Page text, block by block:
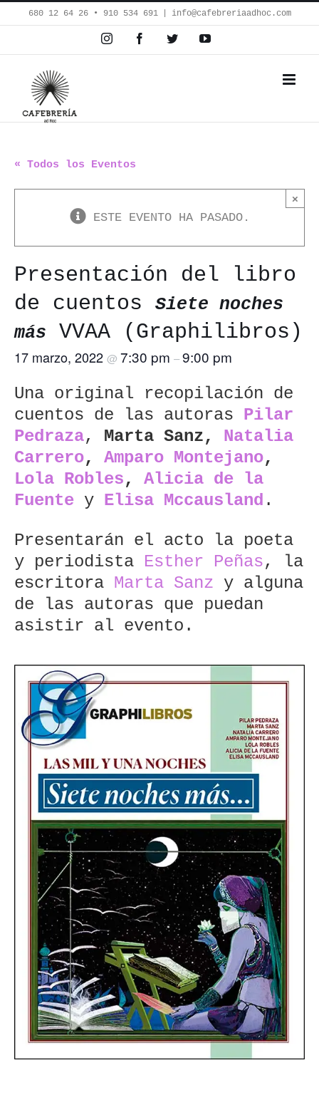
Saltar
al
contenido
680 12 64 26‬ • 910 534 691 info@cafebreriaadhoc.com
InstagramFacebookTwitterYouTube
« Todos los Eventos
×
ESTE EVENTO HA PASADO.
Presentación del libro
de cuentos Siete noches
más
VVAA (Graphilibros)
17 marzo, 2022 @ 7:30 pm –9:00 pm
Una original recopilación de
cuentos de las autoras Pilar
Pedraza, Marta Sanz, Natalia
Carrero, Amparo Montejano,
Lola Robles, Alicia de la
Fuente y Elisa Mccausland .
Presentarán el acto la poeta
y periodista Esther Peñas, la
escritora Marta Sanz y alguna
de las autoras que puedan
asistir al evento.